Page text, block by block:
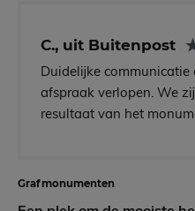
C., uit Buitenpost
Duidelijke communicatie
afspraak verlopen. We
resultaat van het
Grafmonumenten